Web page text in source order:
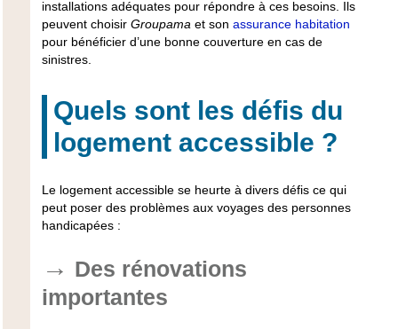
installations adéquatespour répondre à ces besoins. Ils
peuvent choisir Groupamaet son assurance habitation
pour bénéficier d’une bonne couverture en cas de
sinistres.
Quels sont les défis du
logement accessible ?
Le logement accessible se heurte à divers défis ce qui
peut poser des problèmes aux voyages des personnes
handicapées :
Des rénovations
importantes